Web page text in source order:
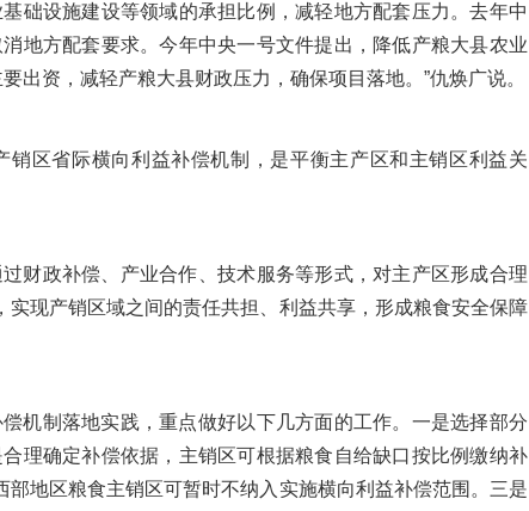
础设施建设等领域的承担比例，减轻地方配套压力。去年中
地方配套要求。今年中央一号文件提出，降低产粮大县农业
出资，减轻产粮大县财政压力，确保项目落地。”仇焕广说。
区省际横向利益补偿机制，是平衡主产区和主销区利益关
财政补偿、产业合作、技术服务等形式，对主产区形成合理
实现产销区域之间的责任共担、利益共享，形成粮食安全保障
机制落地实践，重点做好以下几方面的工作。一是选择部分
理确定补偿依据，主销区可根据粮食自给缺口按比例缴纳补
部地区粮食主销区可暂时不纳入实施横向利益补偿范围。三是